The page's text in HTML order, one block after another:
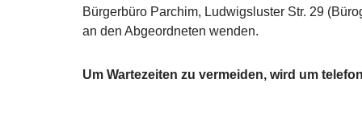
Bürgerbüro Parchim, Ludwigsluster Str. 29
an den Abgeordneten wenden.
Um Wartezeiten zu vermeiden, wird um